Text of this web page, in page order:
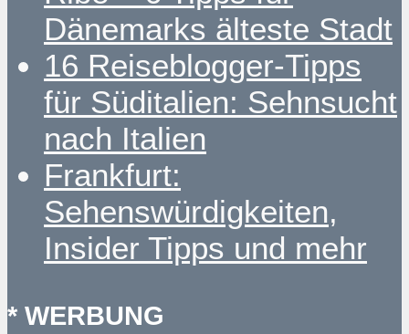
Dänemarks älteste Stadt
16 Reiseblogger-Tipps
für Süditalien: Sehnsucht
nach Italien
Frankfurt:
Sehenswürdigkeiten,
Insider Tipps und mehr
* WERBUNG